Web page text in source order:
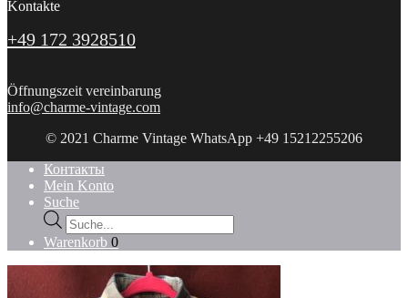
Kontakte
+49 172 3928510
Öffnungszeit vereinbarung
info@charme-vintage.com
© 2021 Charme Vintage WhatsApp +49 15212255206
Контакты
Mein Konto
Suche
Products
search
Warenkorb 0